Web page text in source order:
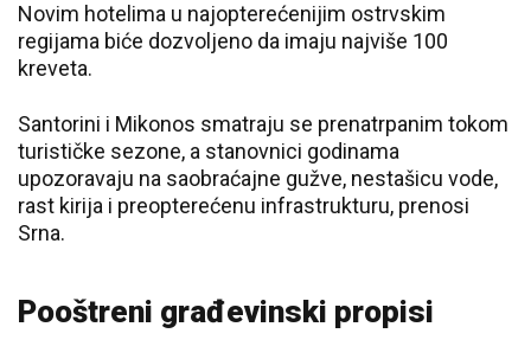
Novim hotelima u najopterećenijim ostrvskim
regijama biće dozvoljeno da imaju najviše 100
kreveta.
Santorini i Mikonos smatraju se prenatrpanim tokom
turističke sezone, a stanovnici godinama
upozoravaju na saobraćajne gužve, nestašicu vode,
rast kirija i preopterećenu infrastrukturu, prenosi
Srna.
Pooštreni građevinski propisi